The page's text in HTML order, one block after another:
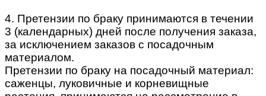
4. Претензии по браку принимаются в течении
3 (календарных) дней после получения заказа,
за исключением заказов с посадочным
материалом.
Претензии по браку на посадочный материал:
саженцы, луковичные и корневищные